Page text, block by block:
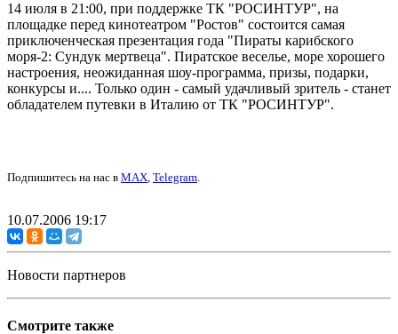
14 июля в 21:00, при поддержке ТК "РОСИНТУР", на
площадке перед кинотеатром "Ростов" состоится самая
приключенческая презентация года "Пираты карибского
моря-2: Сундук мертвеца". Пиратское веселье, море хорошего
настроения, неожиданная шоу-программа, призы, подарки,
конкурсы и.... Только один - самый удачливый зритель - станет
обладателем путевки в Италию от ТК "РОСИНТУР".
Подпишитесь на нас в MAX, Telegram.
10.07.2006 19:17
Новости партнеров
Смотрите также